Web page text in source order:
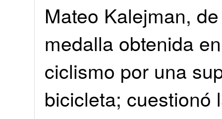
Mateo Kalejman,
medalla obtenida
ciclismo por una
bicicleta; cuestionó